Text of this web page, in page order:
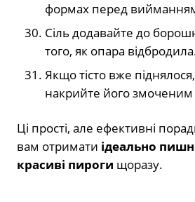
формах перед
Сіль додавайте до
того, як опара
Якщо тісто вже
накрийте його
Ці прості, але ефективні
вам отримати ідеально
красиві пироги щоразу.